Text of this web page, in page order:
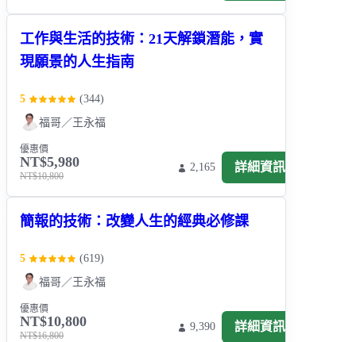
工作與生活的技術：21天解鎖潛能，實
現願景的人生指南
5 (344)
福哥／王永福
優惠價
NT$5,980
NT$10,800
2,165 詳細資訊
簡報的技術：改變人生的經典必修課
5 (619)
福哥／王永福
優惠價
NT$10,800
NT$16,800
9,390 詳細資訊